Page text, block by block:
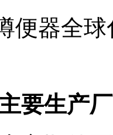
全球
要生产